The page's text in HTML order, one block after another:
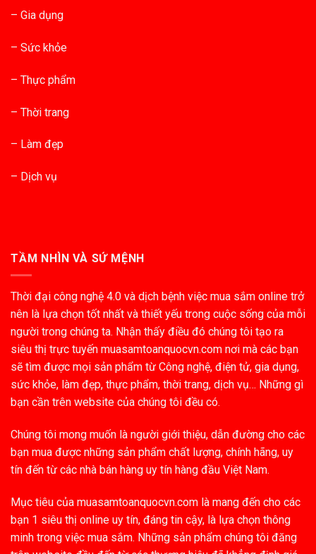
– Gia dụng
– Sức khỏe
– Thực phẩm
– Thời trang
– Làm đẹp
– Dịch vụ
TẦM NHÌN VÀ SỨ MỆNH
Thời đại công nghệ 4.0 và dịch bệnh việc mua sắm online trở
nên là lựa chọn tốt nhất và thiết yếu trong cuộc sống của mỗi
người trong chúng ta. Nhận thấy điều đó chúng tôi tạo ra
siêu thị trực tuyến muasamtoanquocvn.com nơi mà các bạn
sẽ tìm được mọi sản phẩm từ Công nghệ, điện tử, gia dụng,
sức khỏe, làm đẹp, thực phẩm, thời trang, dịch vụ… Những gì
bạn cần trên website của chúng tôi đều có.
Chúng tôi mong muốn là người giới thiệu, dẫn đường cho các
bạn mua được những sản phẩm chất lượng, chính hãng, uy
tín đến từ các nhà bán hàng uy tín hàng đầu Việt Nam.
Mục tiêu của muasamtoanquocvn.com là mang đến cho các
bạn 1 siêu thị online uy tín, đáng tin cậy, là lựa chọn thông
minh trong việc mua sắm. Những sản phẩm chúng tôi đăng